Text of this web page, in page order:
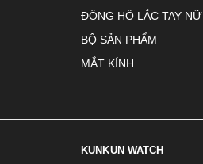
ĐỒNG HỒ LẮC TAY NỮ
BỘ SẢN PHẨM
MẮT KÍNH
KUNKUN WATCH